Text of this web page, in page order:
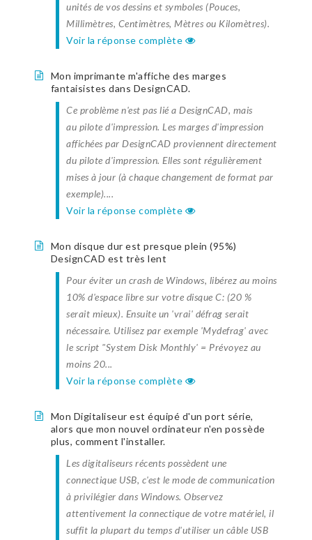
unités de vos dessins et symboles (Pouces,
Millimètres, Centimètres, Mètres ou Kilomètres).
Voir la réponse complète
Mon imprimante m'affiche des marges
fantaisistes dans DesignCAD.
Ce problème n'est pas lié a DesignCAD, mais
au pilote d'impression. Les marges d'impression
affichées par DesignCAD proviennent directement
du pilote d'impression. Elles sont régulièrement
mises à jour (à chaque changement de format par
exemple)....
Voir la réponse complète
Mon disque dur est presque plein (95%)
DesignCAD est très lent
Pour éviter un crash de Windows, libérez au moins
10% d'espace libre sur votre disque C: (20 %
serait mieux). Ensuite un 'vrai' défrag serait
nécessaire. Utilisez par exemple 'Mydefrag' avec
le script "System Disk Monthly' = Prévoyez au
moins 20...
Voir la réponse complète
Mon Digitaliseur est équipé d'un port série,
alors que mon nouvel ordinateur n'en possède
plus, comment l'installer.
Les digitaliseurs récents possèdent une
connectique USB, c'est le mode de communication
à privilégier dans Windows. Observez
attentivement la connectique de votre matériel, il
suffit la plupart du temps d'utiliser un câble USB